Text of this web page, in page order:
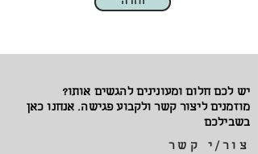
יש לכם חלום ומעונינים להגשים אותו?
מוזמנים ליצור קשר ולקבוע פגישה. אנחנו כאן
בשבילכם
צור/י קשר